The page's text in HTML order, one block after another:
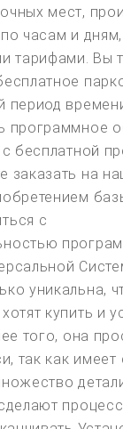
мест,
часам и
тарифами. Вы
период
программное
бесплатной
заказать на
с
уникальна,
купить и
того, она
так как имеет